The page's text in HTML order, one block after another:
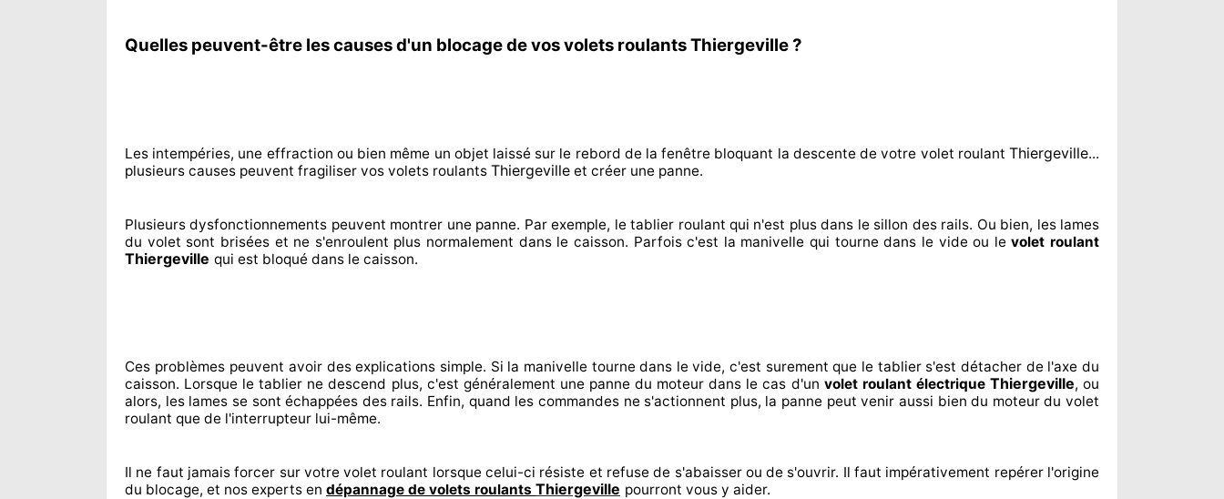
Quelles peuvent-être les causes d'un blocage de vos volets roulants Thiergeville ?
Les intempéries, une effraction ou bien même un objet laissésur le rebord de la fenêtre bloquant la descente de votre volet roulantThiergeville...
plusieurs causes peuvent fragiliser vos volets roulants Thiergeville et créer une panne.
Plusieurs dysfonctionnements peuvent montrer une panne. Par exemple, le tablier roulant qui n'est plus dans le sillon des rails. Ou bien, les lames
du volet sont briséeset ne s'enroulent plus normalement dans le caisson. Parfoisc'est la manivelle qui tourne dans le vide ou levolet roulant
Thiergeville qui est bloqué dans le caisson.
Ces problèmes peuvent avoir des explications simple. Si la manivelle tourne dans le vide, c'est surement que le tablier s'est détacher de l'axe du
caisson. Lorsque le tablier ne descend plus, c'est généralement une panne du moteur dans le cas d'un volet roulant électrique Thiergeville, ou
alors, les lames se sont échappées des rails. Enfin, quand les commandes ne s'actionnent plus, la panne peut venir aussi bien du moteur du volet
roulant que de l'interrupteur lui-même.
Il ne faut jamais forcer survotre volet roulant lorsque celui-ci résiste et refuse de s'abaisser ou de s'ouvrir. Il faut impérativement repérerl'origine
du blocage, et nos experts en dépannage de volets roulants Thiergeville pourront vous y aider.